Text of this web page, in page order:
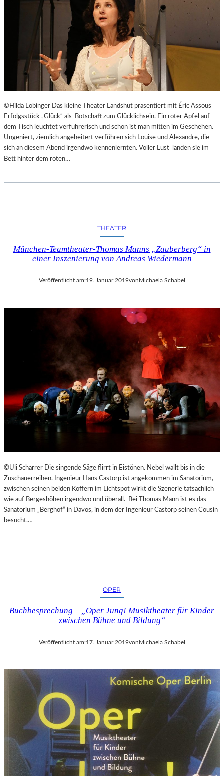
I
K
V
E
R
A
N
S
T
L
T
E
U
L
I
H
E
N
G
E
N
Ü
S
S
E
N
O
G
A
I
N
R
M
©Hilda Lobinger Das kleine Theater Landshut präsentiert mit Éric Assous
Erfolgsstück „Glück“ als Botschaft zum Glücklichsein. Ein roter Apfel auf
dem Tisch leuchtet verführerisch und schon ist man mitten im Geschehen.
Ungeniert, ziemlich angeheitert verführen sich Louise und Alexandre, die
sich an diesem Abend irgendwo kennenlernten. Voller Lust landen sie im
Bett hinter dem roten…
THEATER
München-Teamtheater-Thomas Manns „Zauberberg“ in
einer Inszenierung von Andreas Wiedermann
Veröffentlicht am:19. Januar 2019von Michaela Schabel
©Uli Scharrer Die singende Säge flirrt in Eistönen. Nebel wallt bis in die
Zuschauerreihen. Ingenieur Hans Castorp ist angekommen im Sanatorium,
zwischen seinen beiden Koffern im Lichtspot wirkt die Szenerie tatsächlich
wie auf Bergeshöhen irgendwo und überall. Bei Thomas Mann ist es das
Sanatorium „Berghof“ in Davos, in dem der Ingenieur Castorp seinen Cousin
besucht.…
OPER
Buchbesprechung – „Oper Jung! Musiktheater für Kinder
zwischen Bühne und Bildung“
Veröffentlicht am:17. Januar 2019vonMichaela Schabel